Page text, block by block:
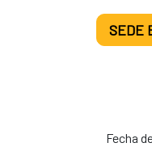
SEDE
Fecha